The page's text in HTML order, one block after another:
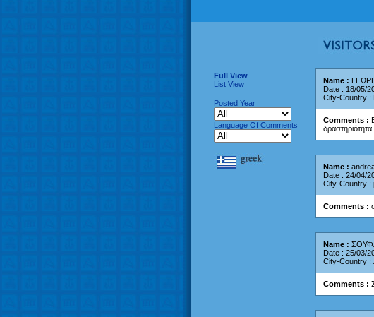
Full View
List View
Posted Year
Language Of Comments
Name :
Date : 18/05/
City-Country
Comments :
Name :
Date : 24/04/
City-Country :
Comments :
Name :
Date : 25/03/
City-Country
Comments :